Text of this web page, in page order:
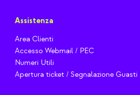
Assistenza
Area Clienti
Accesso Webmail / PEC
Numeri Utili
Apertura ticket / Segnalazione Guasti